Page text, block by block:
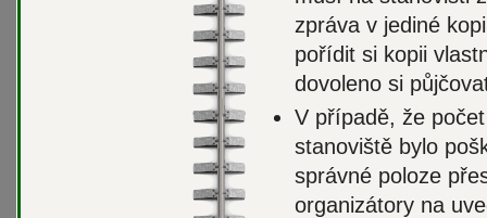
zpráva v jediné
pořídit si kopii
dovoleno si
V případě, že
stanoviště bylo
správné poloze
organizátory na